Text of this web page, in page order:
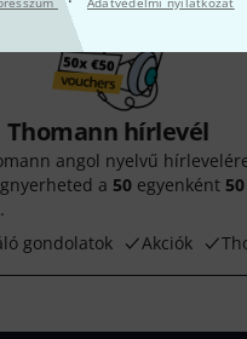
Thomann hírlevél
angol nyelvű
a 50 egyenként
gondolatok
Akciók